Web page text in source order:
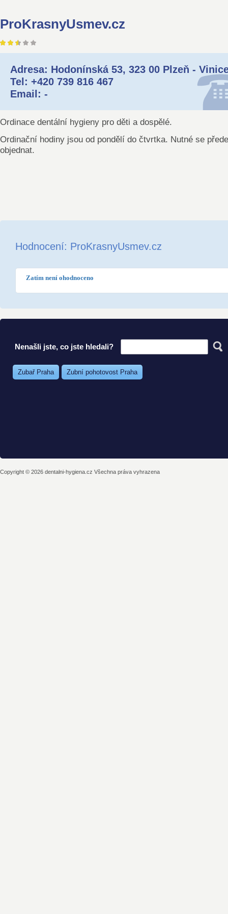
ProKrasnyUsmev.cz
Adresa: Hodonínská 53, 323 00 Plzeň -
Tel: +420 739 816 467
Email: -
Ordinace dentální hygieny pro děti a dospělé.
Ordinační hodiny jsou od pondělí do čtvrtka. Nutné se
objednat.
Hodnocení: ProKrasnyUsmev.cz
Zatím není ohodnoceno
Nenašli jste, co jste hledali?
Zubař Praha Zubní pohotovost Praha
Copyright © 2026 dentalni-hygiena.cz Všechna práva vyhrazena